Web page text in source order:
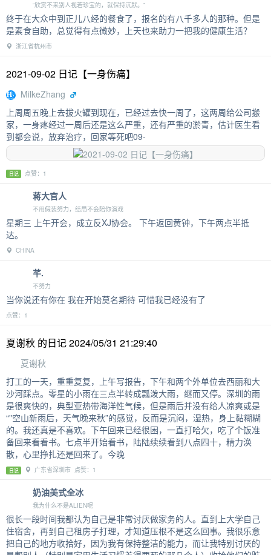
“欣赏不来别人视若珍宝的，就保持沉默。”
终于在大众中到正儿八经的餐食了，报名的有八千多人的那种。但是
是素食自助，总觉得有点微妙，上天也来助力一把我的健康生活？
浙江省杭州市
2021-09-02 日记【一身伤痛】
MilkeZhang
上周周五晚上去拔火罐到现在，已经过去快一周了，这两周给公司搬
家，一身疼经过一周后还是这么严重，还有严重的淤青，估计医生看
到都会说，放弃治疗，回家等死吧09-
日记 点赞：1
蒋大官人
不用假装努力，结局不会陪你演戏
星期三 上午开会，成立反XJ协会。 下午返回黄钟，下午两点半抵
达。
CHINA
芊.
不努力
当你说还有你在 我在开始莫名期待 可惜我已经没有了
点赞：1
夏谢秋 的日记 2024/05/31 21:29:40
夏谢秋
打工的一天，重重复复，上午写报告，下午和两个外单位去西丽和大
沙河踩点。零星的小雨在三点半转成瓢泼大雨，继而又停。深圳的雨
是很爽快的，典型亚热带海洋性气候，但是雨后并没有给人凉爽或是
“"空山新雨后，天气晚来秋”的感觉，反而是沉闷，湿热，身上黏糊糊
的。我还真是不喜欢。下午回来已经很困，一直打哈欠，吃了个饭准
备回来看看书。七点半开始看书，陆陆续续看到八点四十，精力涣
散，心里挣扎还是回来了。今晚
日记 广东省深圳市 点赞：1
奶油美式全冰
我为什么不是ALIEN呢
很长一段时间我都认为自己是非常讨厌做家务的人。直到上大学自己
住宿舍，再到自己租房子打理，才知道压根不是这么回事。我很乐意
把自己的地方收拾好，因为我有保持整洁的能力，而让我特别讨厌的